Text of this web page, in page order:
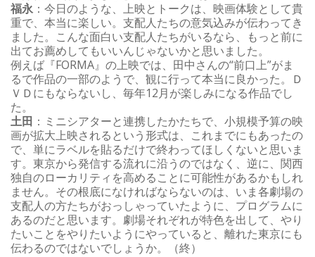
福永 ：今日のような、上映とトークは、映画体験として貴
重で、本当に楽しい。支配人たちの意気込みが伝わってき
ました。こんな面白い支配人たちがいるなら、もっと前に
出てお薦めしてもいいんじゃないかと思いました。
例えば『FORMA』の上映では、田中さんの“前口上”がま
るで作品の一部のようで、観に行って本当に良かった。Ｄ
ＶＤにもならないし、毎年12月が楽しみになる作品でし
た。
土田 ：ミニシアターと連携したかたちで、小規模予算の映
画が拡大上映されるという形式は、これまでにもあったの
で、単にラベルを貼るだけで終わってほしくないと思いま
す。東京から発信する流れに沿うのではなく、逆に、関西
独自のローカリティを高めることに可能性があるかもしれ
ません。その根底になければならないのは、いま各劇場の
支配人の方たちがおっしゃっていたように、プログラムに
あるのだと思います。劇場それぞれが特色を出して、やり
たいことをやりたいようにやっていると、離れた東京にも
伝わるのではないでしょうか。（終）